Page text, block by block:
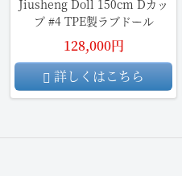
Jiusheng Doll 150cm Dカッ
プ #4 TPE製ラブドール
128,000円
詳しくはこちら